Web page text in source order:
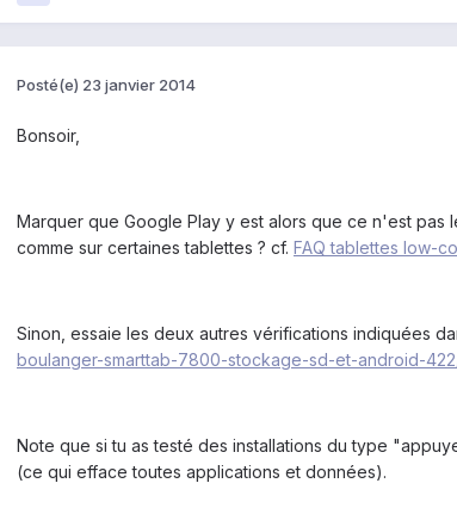
Posté(e) 23 janvier 2014
Bonsoir,
Marquer que Google Play y est alors que ce n'est
comme sur certaines tablettes ? cf. FAQ tablettes low-
Sinon, essaie les deux autres vérifications indiquées
boulanger-smarttab-7800-stockage-sd-et-android-
Note que si tu as testé des installations du type
(ce qui efface toutes applications et données).